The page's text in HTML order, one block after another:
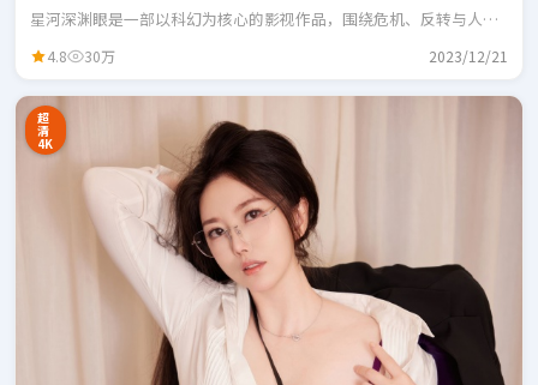
星河深渊眼是一部以科幻为核心的影视作品，围绕危机、反转与人物
4.8 30万 2023/12/21
超
清
4K